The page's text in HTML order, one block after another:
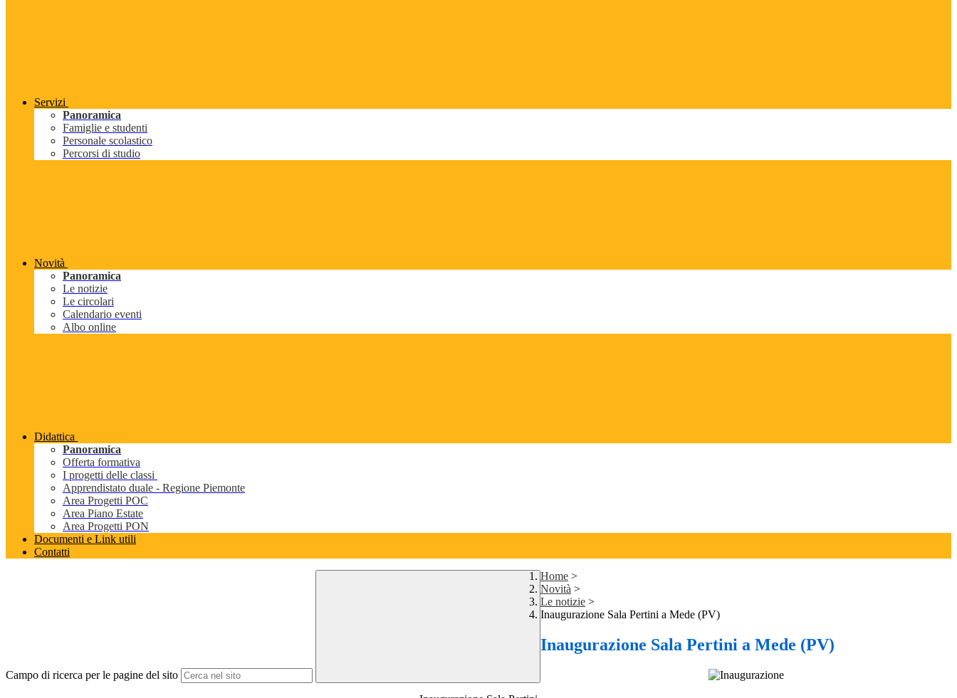
Servizi
Panoramica
Famiglie e studenti
Personale scolastico
Percorsi di studio
Novità
Panoramica
Le notizie
Le circolari
Calendario eventi
Albo online
Didattica
Panoramica
Offerta formativa
I progetti delle classi
Apprendistato duale - Regione Piemonte
Area Progetti POC
Area Piano Estate
Area Progetti PON
Documenti e Link utili
Contatti
Campo di ricerca per le pagine del sito
Home >
Novità >
Le notizie >
Inaugurazione Sala Pertini a Mede (PV)
Inaugurazione Sala Pertini a Mede (PV)